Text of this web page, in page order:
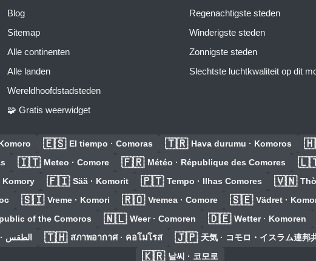
Blog
Sitemap
Alle continenten
Alle landen
Wereldhoofdstadsteden
🧩 Gratis weerwidget
Regenachtigste steden
Winderigste steden
Zonnigste steden
Slechtste luchtkwaliteit op dit
🇪🇸 El tiempo · Comoras 🇹🇷 Hava durumu · Komoros
🇮🇹 Meteo · Comore 🇫🇷 Météo · République des Comores
Komory 🇫🇮 Sää · Komorit 🇵🇹 Tempo · Ilhas Comores 🇻🇳
🇸🇮 Vreme · Komori 🇷🇴 Vremea · Comore 🇸🇪 Vädret ·
of the Comoros 🇳🇱 Weer · Comoren 🇩🇪 Wetter · Komoren
الطقس · 🇹🇭 สภาพอากาศ · คอโมโรส 🇯🇵 天気 · コモロ・イスラム連邦
🇰🇷 날씨 · 코모로